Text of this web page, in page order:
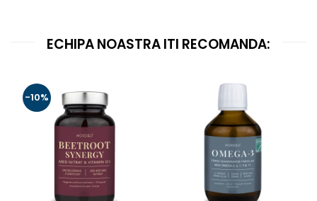
ECHIPA NOASTRA ITI RECOMANDA:
-10%